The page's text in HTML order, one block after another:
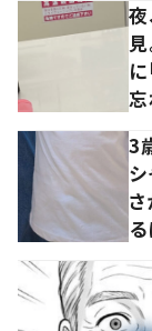
夜
見
に
忘
3
る